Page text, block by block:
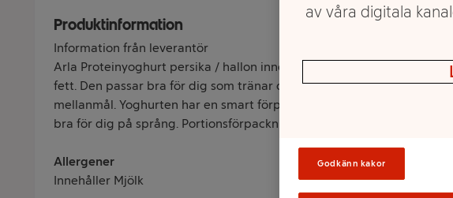
Produktinformation
Information från leverantör
Arla Proteinyoghurt persika / hallon innehåller extra mycket protein
fett. Den passar bra för dig som tränar och lätt vill kunna ta med dig
mellanmål. Yoghurten har en smart förpackning med skruvkork som
bra för dig på språng. Portionsförpackning på 200g.
Allergener
Innehåller Mjölk
av våra digitala
Godkänn kakor